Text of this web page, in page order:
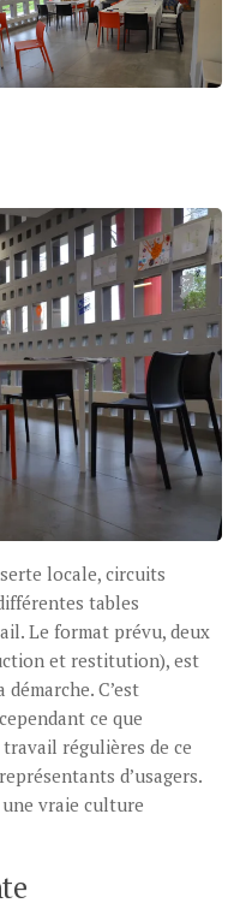
locale, circuits
tables
Le format prévu, deux
et restitution), est
C’est
ce que
régulières de ce
d’usagers.
vraie culture